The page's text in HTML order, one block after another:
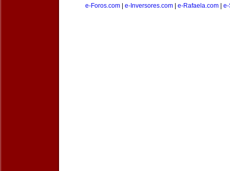
e-Foros.com
e-Inversores.com e-Rafaela.com e-